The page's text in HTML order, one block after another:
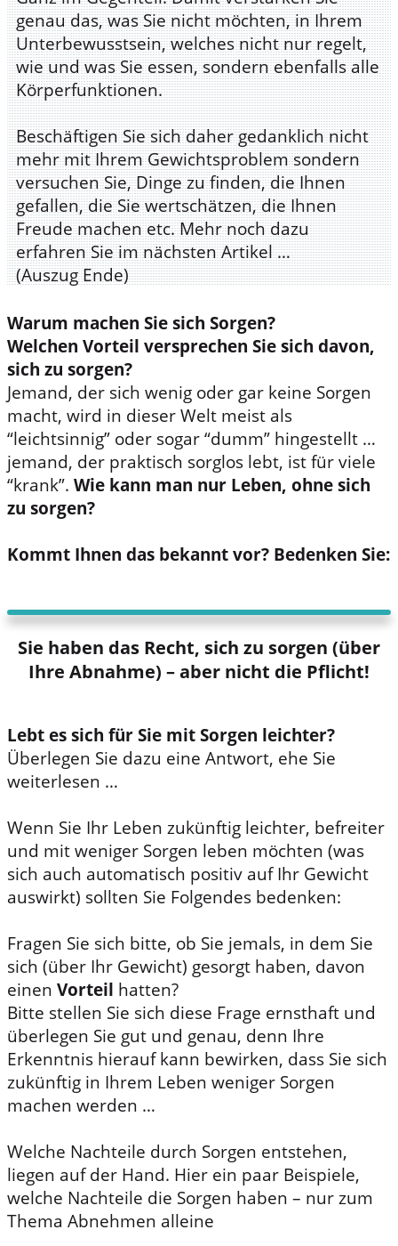
genau das, was Sie nicht möchten, in Ihrem
Unterbewusstsein, welches nicht nur regelt,
wie und was Sie essen, sondern ebenfalls alle
Körperfunktionen.
Beschäftigen Sie sich daher gedanklich nicht
mehr mit Ihrem Gewichtsproblem sondern
versuchen Sie, Dinge zu finden, die Ihnen
gefallen, die Sie wertschätzen, die Ihnen
Freude machen etc. Mehr noch dazu
erfahren Sie im nächsten Artikel …
(Auszug Ende)
Warum machen Sie sich Sorgen?
Welchen Vorteil versprechen Sie sich davon,
sich zu sorgen?
Jemand, der sich wenig oder gar keine Sorgen
macht, wird in dieser Welt meist als
“leichtsinnig” oder sogar “dumm” hingestellt …
jemand, der praktisch sorglos lebt, ist für viele
“krank”. Wie kann man nur Leben, ohne sich
zu sorgen?
Kommt Ihnen das bekannt vor? Bedenken Sie:
Sie haben das Recht, sich zu sorgen (über
Ihre Abnahme) – aber nicht die Pflicht!
Lebt es sich für Sie mit Sorgen leichter?
Überlegen Sie dazu eine Antwort, ehe Sie
weiterlesen …
Wenn Sie Ihr Leben zukünftig leichter, befreiter
und mit weniger Sorgen leben möchten (was
sich auch automatisch positiv auf Ihr Gewicht
auswirkt) sollten Sie Folgendes bedenken:
Fragen Sie sich bitte, ob Sie jemals, in dem Sie
sich (über Ihr Gewicht) gesorgt haben, davon
einen Vorteil hatten?
Bitte stellen Sie sich diese Frage ernsthaft und
überlegen Sie gut und genau, denn Ihre
Erkenntnis hierauf kann bewirken, dass Sie sich
zukünftig in Ihrem Leben weniger Sorgen
machen werden …
Welche Nachteile durch Sorgen entstehen,
liegen auf der Hand. Hier ein paar Beispiele,
welche Nachteile die Sorgen haben – nur zum
Thema Abnehmen alleine